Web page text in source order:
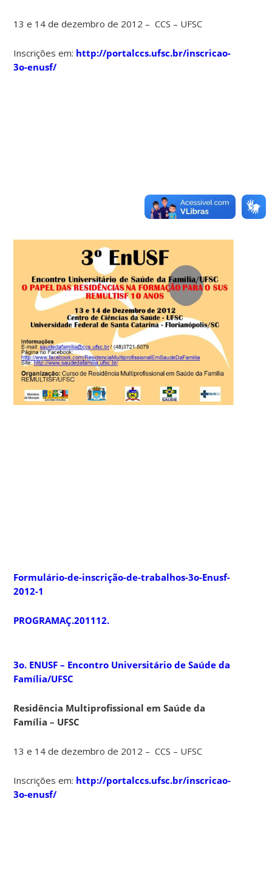
13 e 14 de dezembro de 2012 – CCS – UFSC
Inscrições em: http://portalccs.ufsc.br/inscricao-
3o-enusf/
Formulário-de-inscrição-de-trabalhos-3o-Enusf-
2012-1
PROGRAMAÇ.201112.
3o. ENUSF – Encontro Universitário de Saúde da
Família/UFSC
Residência Multiprofissional em Saúde da
Família – UFSC
13 e 14 de dezembro de 2012 – CCS – UFSC
Inscrições em: http://portalccs.ufsc.br/inscricao-
3o-enusf/